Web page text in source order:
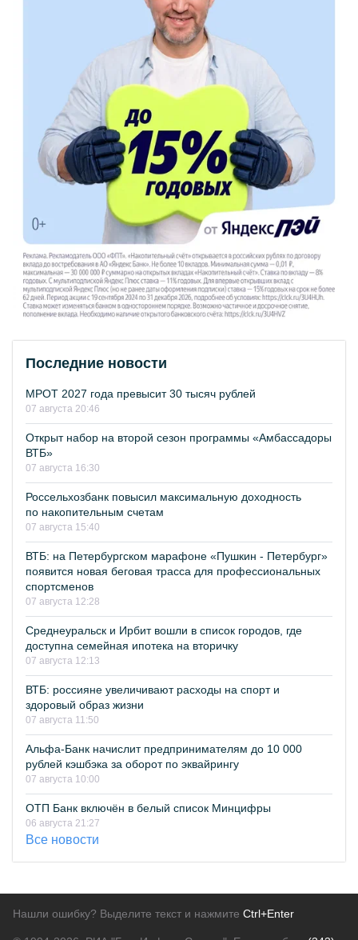
Последние новости
МРОТ 2027 года превысит 30 тысяч рублей
07 августа 20:46
Открыт набор на второй сезон программы «Амбассадоры
ВТБ»
07 августа 16:30
Россельхозбанк повысил максимальную доходность
по накопительным счетам
07 августа 15:40
ВТБ: на Петербургском марафоне «Пушкин - Петербург»
появится новая беговая трасса для профессиональных
спортсменов
07 августа 12:28
Среднеуральск и Ирбит вошли в список городов, где
доступна семейная ипотека на вторичку
07 августа 12:13
ВТБ: россияне увеличивают расходы на спорт и
здоровый образ жизни
07 августа 11:50
Альфа-Банк начислит предпринимателям до 10 000
рублей кэшбэка за оборот по эквайрингу
07 августа 10:00
ОТП Банк включён в белый список Минцифры
06 августа 21:27
Все новости
Нашли ошибку? Выделите текст и нажмите Ctrl+Enter